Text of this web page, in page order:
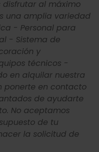
al máximo
una amplia variedad
- Personal para
- Sistema de
y
técnicos -
en alquilar nuestra
ponerte en contacto
de ayudarte
No aceptamos
de tu
la solicitud de